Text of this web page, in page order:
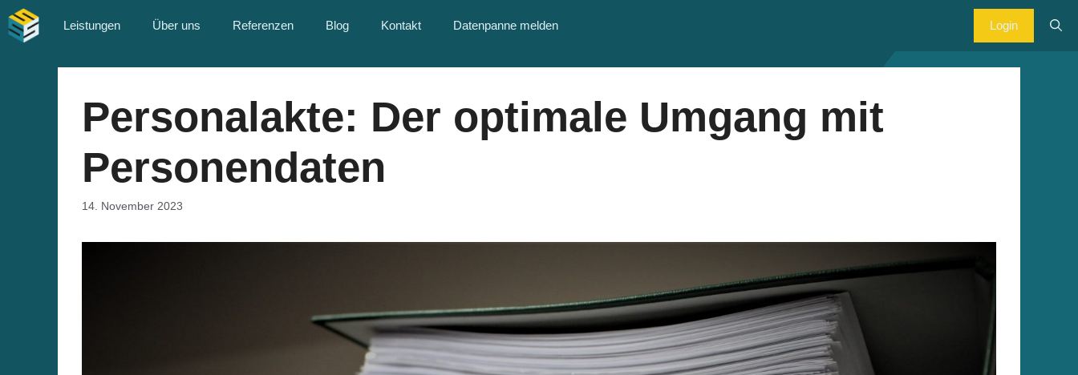
Zum
Inhalt
Leistungen Über uns Referenzen Blog Kontakt Datenpanne melden Login
Personalakte: Der optimale Umgang mit
Personendaten
14. November 2023